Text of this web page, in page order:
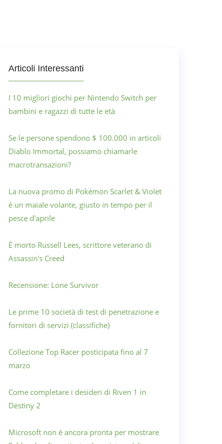
Articoli Interessanti
I 10 migliori giochi per Nintendo Switch per
bambini e ragazzi di tutte le età
Se le persone spendono $ 100.000 in articoli
Diablo Immortal, possiamo chiamarle
macrotransazioni?
La nuova promo di Pokémon Scarlet & Violet
è un maiale volante, giusto in tempo per il
pesce d'aprile
È morto Russell Lees, scrittore veterano di
Assassin's Creed
Recensione: Lone Survivor
Le prime 10 società di test di penetrazione e
fornitori di servizi (classifiche)
Collezione Top Racer posticipata fino al 7
marzo
Come completare i desideri di Riven 1 in
Destiny 2
Microsoft non è ancora pronta per mostrare